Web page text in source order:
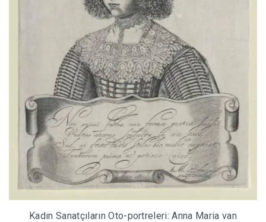
Kadın Sanatçıların Oto-portreleri: Anna Maria van